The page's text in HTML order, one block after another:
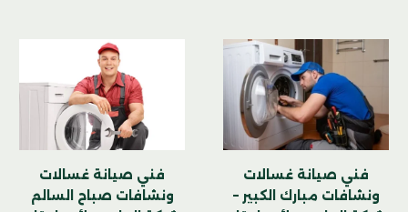
فني صيانة غسالات
ونشافات مبارك الكبير –
فني صيانة غسالات
ونشافات صباح السالم